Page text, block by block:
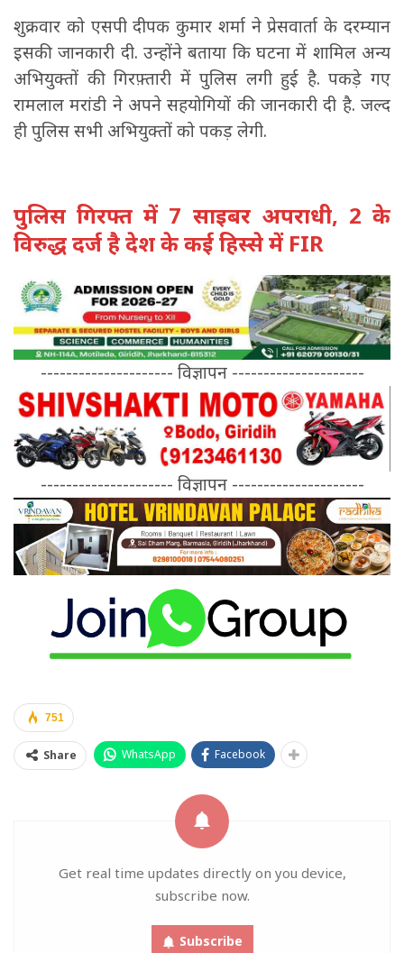
शुक्रवार को एसपी दीपक कुमार शर्मा ने प्रेसवार्ता के दरम्यान
इसकी जानकारी दी. उन्होंने बताया कि घटना में शामिल अन्य
अभियुक्तों की गिरफ़्तारी में पुलिस लगी हुई है. पकड़े गए
रामलाल मरांडी ने अपने सहयोगियों की जानकारी दी है. जल्द
ही पुलिस सभी अभियुक्तों को पकड़ लेगी.
पुलिस गिरफ्त में 7 साइबर अपराधी, 2 के
विरुद्ध दर्ज है देश के कई हिस्से में FIR
--------------------- विज्ञापन ---------------------
--------------------- विज्ञापन ---------------------
751
Share WhatsApp Facebook
Get real time updates directly on you device,
subscribe now.
Subscribe